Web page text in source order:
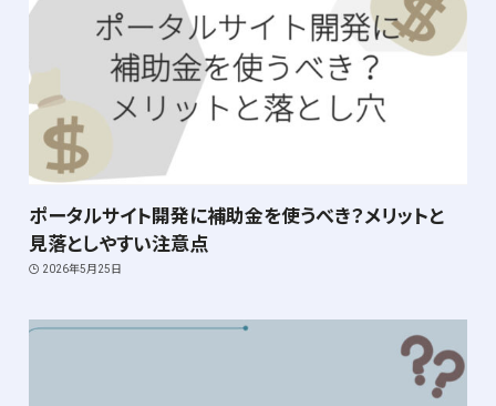
ポータルサイト開発に補助金を使うべき？メリットと
見落としやすい注意点
2026年5月25日